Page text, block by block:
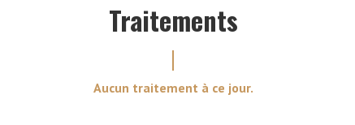
Traitements
Aucun traitement à ce jour.